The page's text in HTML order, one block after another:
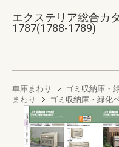
エクステリア総合カ
1787(1788-1789)
車庫まわり ゴミ収納庫・
まわり
ゴミ収納庫・緑化